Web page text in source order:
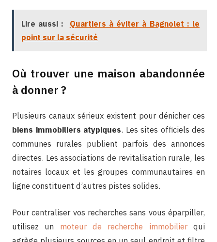
Lire aussi :
Quartiers à éviter à Bagnolet : le
point sur la sécurité
Où trouver une maison abandonnée
à donner ?
Plusieurs canaux sérieux existent pour dénicher ces
biens immobiliers atypiques. Les sites officiels des
communes rurales publient parfois des annonces
directes. Les associations de revitalisation rurale, les
notaires locaux et les groupes communautaires en
ligne constituent d’autres pistes solides.
Pour centraliser vos recherches sans vous éparpiller,
utilisez un moteur de recherche immobilierqui